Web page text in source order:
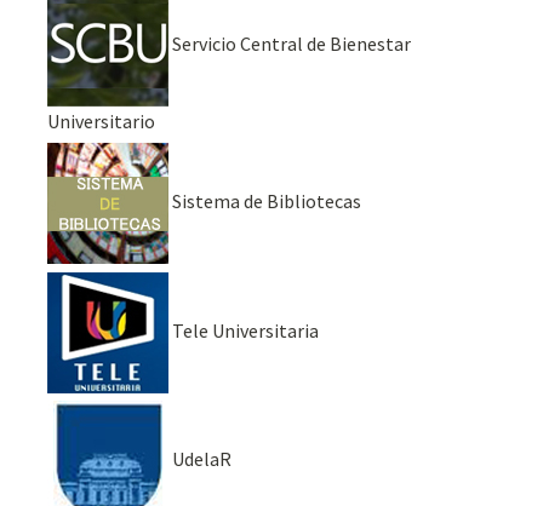
Servicio Central de Bienestar
Universitario
Sistema de Bibliotecas
Tele Universitaria
UdelaR